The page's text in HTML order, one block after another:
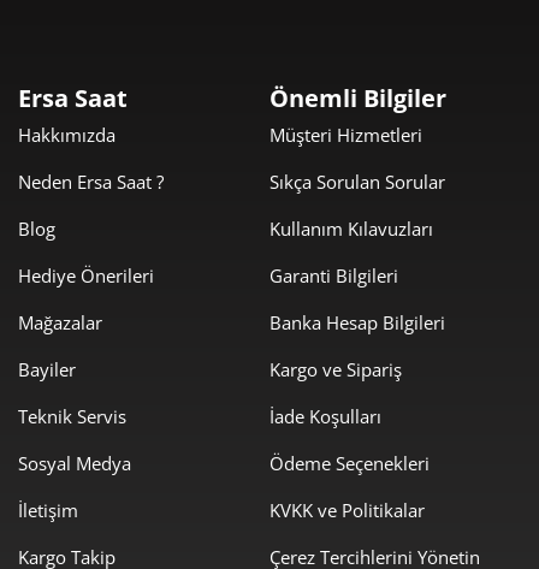
Ersa Saat
Hakkımızda
Neden Ersa Saat ?
Blog
Hediye Önerileri
Mağazalar
Bayiler
Teknik Servis
Sosyal Medya
İletişim
Kargo Takip
Önemli Bilgiler
Müşteri Hizmetleri
Sıkça Sorulan Sorular
Kullanım Kılavuzları
Garanti Bilgileri
Banka Hesap Bilgileri
Kargo ve Sipariş
İade Koşulları
Ödeme Seçenekleri
KVKK ve Politikalar
Çerez Tercihlerini Yönetin